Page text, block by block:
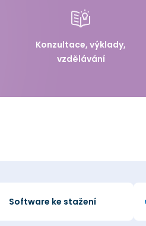
Konzultace, výklady,
vzdělávání
Software ke stažení